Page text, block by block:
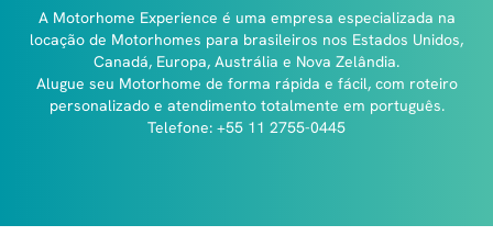
A Motorhome Experience é uma empresa especializada na
locação de Motorhomes para brasileiros nos Estados Unidos,
Canadá, Europa, Austrália e Nova Zelândia.
Alugue seu Motorhome de forma rápida e fácil, com roteiro
personalizado e atendimento totalmente em português.
Telefone: +55 11 2755-0445